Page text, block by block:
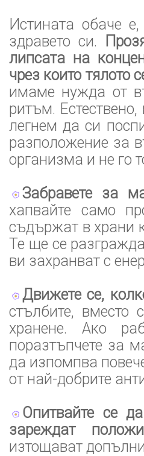
Истината обаче
здравето си.
липсата на
чрез които тялото
имаме нужда от
ритъм.
легнем да си
разположение за
организма и не го
Забравете за
хапвайте само
съдържат в храни
Те ще се
ви захранват с
Движете се,
стълбите, вместо
хранене. Ако
поразтъпчете за
да изпомпва
от най-добрите
Опитвайте се
зареждат
изтощават